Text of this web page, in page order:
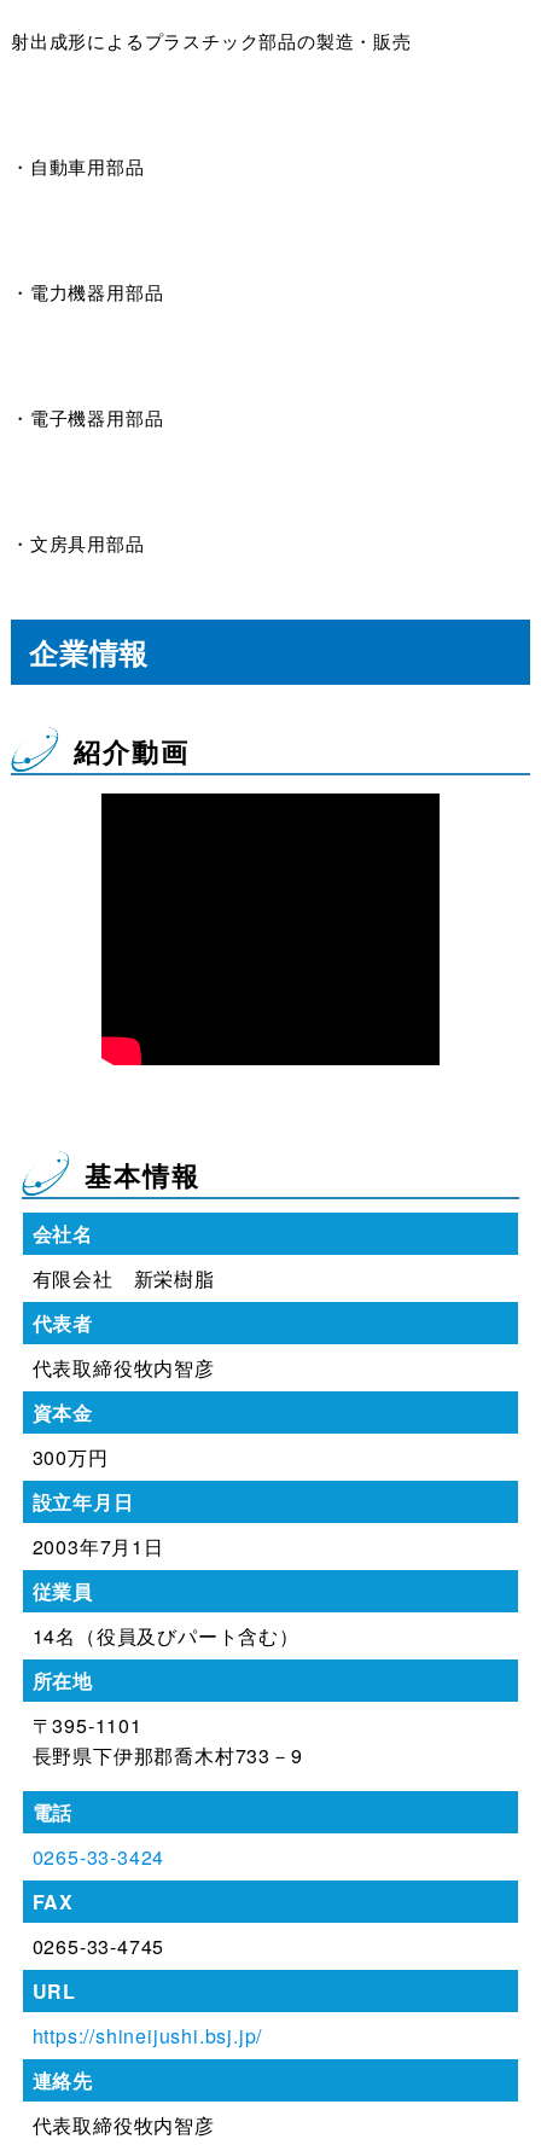
射出成形によるプラスチック部品の製造・販売
・自動車用部品
・電力機器用部品
・電子機器用部品
・文房具用部品
企業情報
紹介動画
基本情報
会社名
有限会社 新栄樹脂
代表者
代表取締役牧内智彦
資本金
300万円
設立年月日
2003年7月1日
従業員
14名（役員及びパート含む）
所在地
〒395-1101
長野県下伊那郡喬木村733－9
電話
0265-33-3424
FAX
0265-33-4745
URL
https://shineijushi.bsj.jp/
連絡先
代表取締役牧内智彦